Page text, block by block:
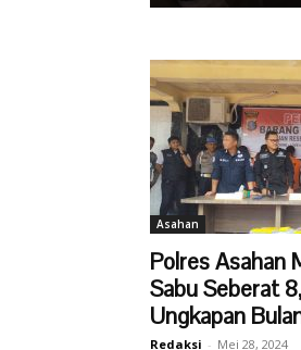
Asahan
Polres Asahan
Sabu Seberat
Ungkapan
Redaksi - Mei 28, 2024